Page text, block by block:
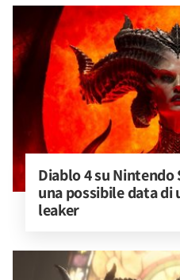
Diablo 4 su Nintendo
una possibile data di
leaker